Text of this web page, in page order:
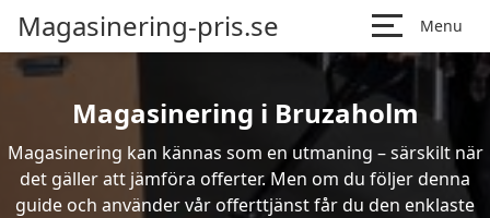
Magasinering-pris.se Menu
Magasinering i Bruzaholm
Magasinering kan kännas som en utmaning – särskilt när
det gäller att jämföra offerter. Men om du följer denna
guide och använder vår offerttjänst får du den enklaste